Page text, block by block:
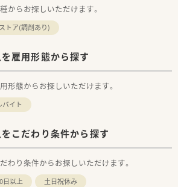
からお探しいただけます。
トア(調剤あり)
雇用形態から探す
形態からお探しいただけます。
バイト
こだわり条件から探す
わり条件からお探しいただけます。
日以上
土日祝休み